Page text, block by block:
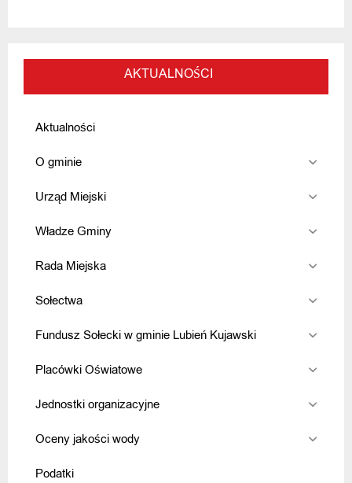
AKTUALNOŚCI
Aktualności
O gminie
Urząd Miejski
Władze Gminy
Rada Miejska
Sołectwa
Fundusz Sołecki w gminie Lubień Kujawski
Placówki Oświatowe
Jednostki organizacyjne
Oceny jakości wody
Podatki